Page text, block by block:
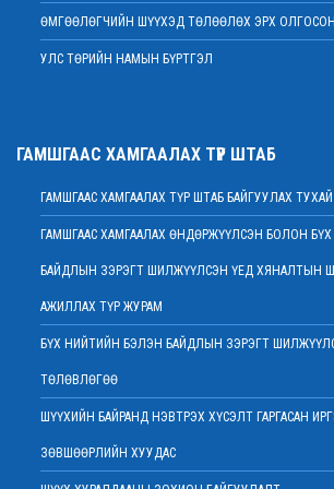
МЭНДЧИЛГЭЭ
2022 оны 02 сарын 01
Дээд шүүхийн Тамгын газрын ажилтнуудын 82
МЭДЭГДЭЛ
2022 оны 01 сарын 20
Ерөнхий шүүгч Д.Ганзориг Европын Холбооноос
Элчин сайдтай хамтын ажиллагааны талаар
2022 оны 01 сарын 19
Үндсэн хуулийн цэцийн гишүүнд нэр дэвшигчийн
2022 оны 01 сарын 19
Улсын дээд шүүхийн дэргэдэх Шүүхийн сургалт,
ӨМГӨӨЛӨГЧИЙН ШҮҮХЭД ТӨЛӨӨЛӨХ ЭРХ
УЛС ТӨРИЙН НАМЫН БҮРТГЭЛ
ГАМШГААС ХАМГААЛАХ ТҮР ШТАБ
ГАМШГААС ХАМГААЛАХ ТҮР ШТАБ БАЙГУУЛАХ ТУХАЙ
ГАМШГААС ХАМГААЛАХ ӨНДӨРЖҮҮЛСЭН БОЛОН
БАЙДЛЫН ЗЭРЭГТ ШИЛЖҮҮЛСЭН ҮЕД ХЯНАЛТЫН
АЖИЛЛАХ ТҮР ЖУРАМ
БҮХ НИЙТИЙН БЭЛЭН БАЙДЛЫН ЗЭРЭГТ
ТӨЛӨВЛӨГӨӨ
ШҮҮХИЙН БАЙРАНД НЭВТРЭХ ХҮСЭЛТ ГАРГАСАН
ЗӨВШӨӨРЛИЙН ХУУДАС